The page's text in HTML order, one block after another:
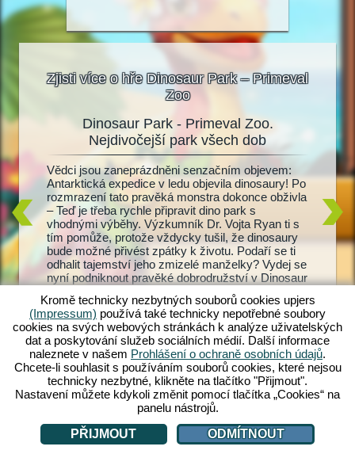
Zjisti více o hře Dinosaur Park – Primeval
Zoo
Pak
celých
zoo
je
Dinosaur Park - Primeval Zoo.
Nejdivočejší park všech dob
Vědci jsou zaneprázdněni senzačním objevem:
Antarktická expedice v ledu objevila dinosaury! Po
rozmrazení tato pravěká monstra dokonce obživla
– Teď je třeba rychle připravit dino park s
vhodnými výběhy. Výzkumník Dr. Vojta Ryan ti s
tím pomůže, protože vždycky tušil, že dinosaury
bude možné přivést zpátky k životu. Podaří se ti
odhalit tajemství jeho zmizelé manželky? Vydej se
nyní podniknout pravěké dobrodružství v Dinosaur
Žijící
a T-
krmení
je
dino
Kromě technicky nezbytných souborů cookies upjers
(Impressum) používá také technicky nepotřebné soubory
cookies na svých webových stránkách k analýze uživatelských
dat a poskytování služeb sociálních médií. Další informace
naleznete v našem Prohlášení o ochraně osobních údajů.
Chcete-li souhlasit s používáním souborů cookies, které nejsou
technicky nezbytné, klikněte na tlačítko "Přijmout".
Nastavení můžete kdykoli změnit pomocí tlačítka „Cookies“ na
panelu nástrojů.
PŘIJMOUT
ODMÍTNOUT